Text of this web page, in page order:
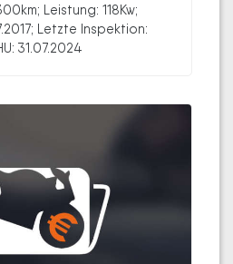
Leistung: 118Kw;
Letzte Inspektion:
31.07.2024